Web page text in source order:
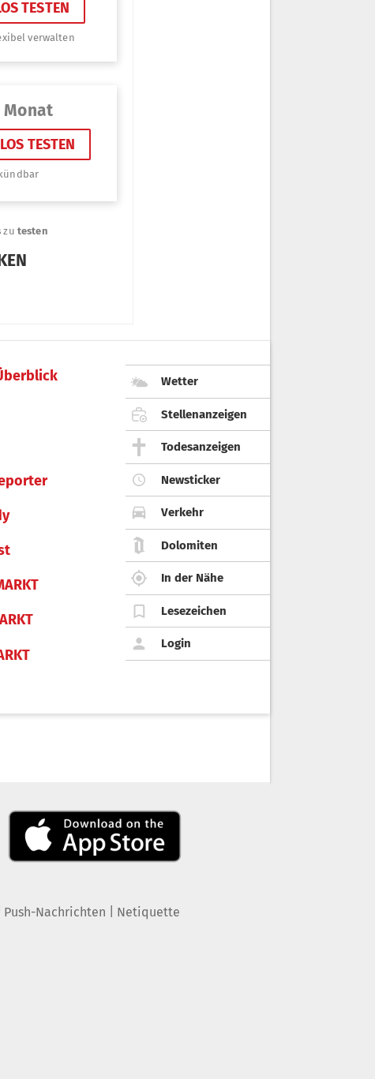
Wetter
Stellenanzeigen
Todesanzeigen
Newsticker
Verkehr
Dolomiten
In der Nähe
Lesezeichen
Login
Push-Nachrichten Netiquette